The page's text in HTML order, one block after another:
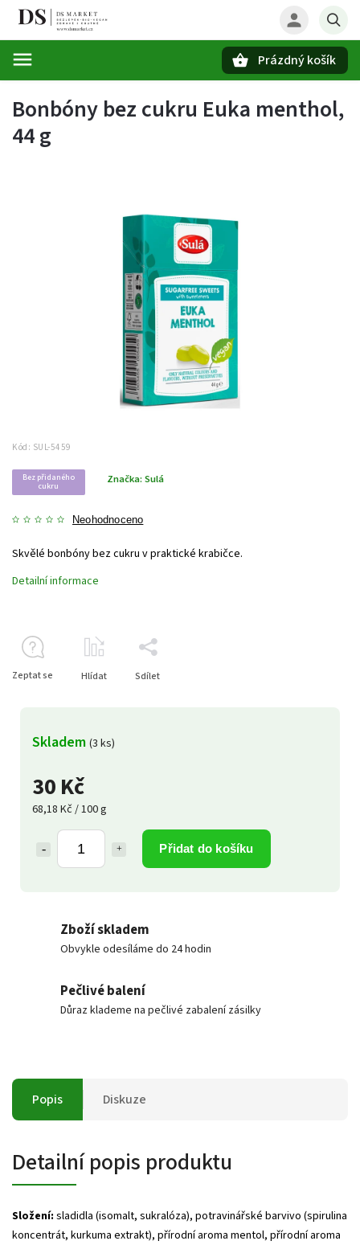
Prázdný košík
Bonbóny bez cukru Euka menthol,
44 g
Kód: SUL-5459
Bez přidaného
cukru
Neohodnoceno
Značka: Sulá
30 Kč
68,18 Kč / 100 g
Přidat do košíku
Skladem (3 ks)
Skvělé bonbóny bez cukru v praktické krabičce.
Detailní informace
Zeptat se Hlídat Sdílet
Zboží skladem
Obvykle odesíláme do 24 hodin
Pečlivé balení
Důraz klademe na pečlivé zabalení zásilky
Popis Diskuze
Detailní popis produktu
Složení: sladidla (isomalt, sukralóza), potravinářské barvivo (spirulina
koncentrát, kurkuma extrakt), přírodní aroma mentol, přírodní aroma